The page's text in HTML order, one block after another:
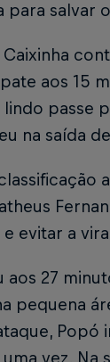
salvar
aos 15
passe
na saída
evitar a
aos 27
pequena
Popó
vez.